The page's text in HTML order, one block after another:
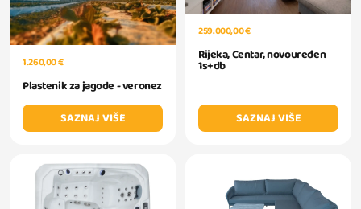
1.260,00 €
Plastenik za jagode - veronez
SAZNAJ VIŠE
259.000,00 €
Rijeka, Centar, novouređen
1s+db
SAZNAJ VIŠE